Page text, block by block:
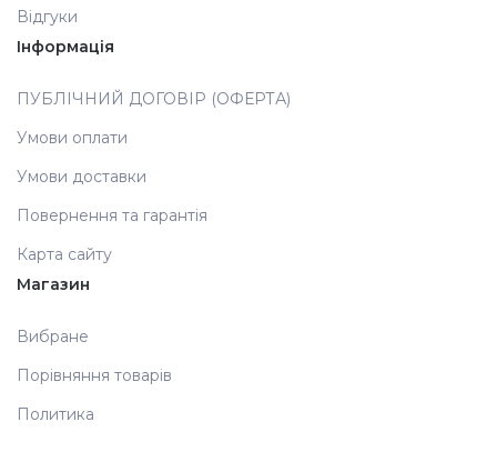
Відгуки
Інформація
ПУБЛІЧНИЙ ДОГОВІР (ОФЕРТА)
Умови оплати
Умови доставки
Повернення та гарантія
Карта сайту
Магазин
Вибране
Порівняння товарів
Политика